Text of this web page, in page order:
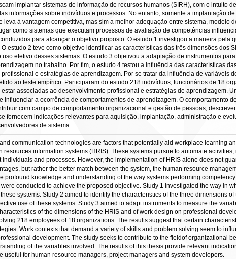
implantar sistemas de informação de recursos humanos (SIRH), com o intuito
informações sobre indivíduos e processos. No entanto, somente a implantação
leva à vantagem competitiva, mas sim a melhor adequação entre sistema,
como sistemas que executam processos de avaliação de competências
para alcançar o objetivo proposto. O estudo 1 investigou a maneira
estudo 2 teve como objetivo identificar as características das três dimensões
uso efetivo desses sistemas. O estudo 3 objetivou a adaptação de instrumentos
no trabalho. Por fim, o estudo 4 testou a influência das características
e estratégias de aprendizagem. Por se tratar da influência de
ao teste empírico. Participaram do estudo 218 indivíduos, funcionários de 18
associadas ao desenvolvimento profissional e estratégias de aprendizagem.
influenciar a ocorrência de comportamentos de aprendizagem. O comportamento
com campo de comportamento organizacional e gestão de pessoas,
fornecem indicações relevantes para aquisição, implantação, administração e
de sistema.
communication technologies are factors that potentially aid workplace learning
resources information systems (HRIS). These systems pursue to automate
individuals and processes. However, the implementation of HRIS alone does not
but rather the better match between the system, the human resource
profound knowledge and understanding of the way systems performing
conducted to achieve the proposed objective. Study 1 investigated the way in
systems. Study 2 aimed to identify the characteristics of the three dimensions
use of these systems. Study 3 aimed to adapt instruments to measure the
of the dimensions of the HRIS and of work design on professional
218 employees of 18 organizations. The results suggest that certain
Work contexts that demand a variety of skills and problem solving seem to
development. The study seeks to contribute to the fieldof organizational
of the variables involved. The results of this thesis provide relevant
useful for human resource managers, project managers and system developers.